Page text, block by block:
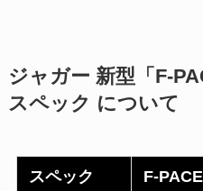
ジャガー 新型「F-
スペック について
スペック
F-PACE